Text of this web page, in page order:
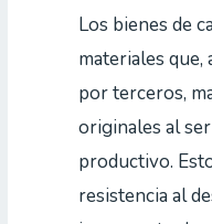
Los bienes de
materiales que,
por terceros,
originales al
productivo.
resistencia al